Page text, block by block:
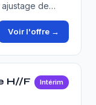
de…
Voir l'offre →
H//F
Intérim